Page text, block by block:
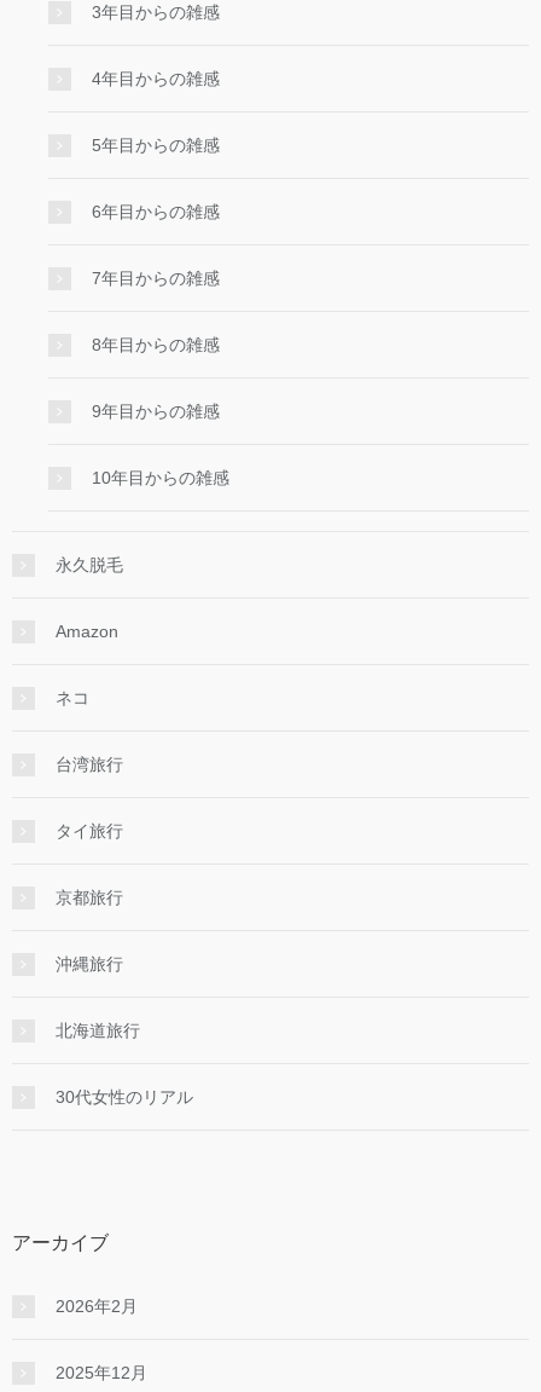
3年目からの雑感
4年目からの雑感
5年目からの雑感
6年目からの雑感
7年目からの雑感
8年目からの雑感
9年目からの雑感
10年目からの雑感
永久脱毛
Amazon
ネコ
台湾旅行
タイ旅行
京都旅行
沖縄旅行
北海道旅行
30代女性のリアル
アーカイブ
2026年2月
2025年12月